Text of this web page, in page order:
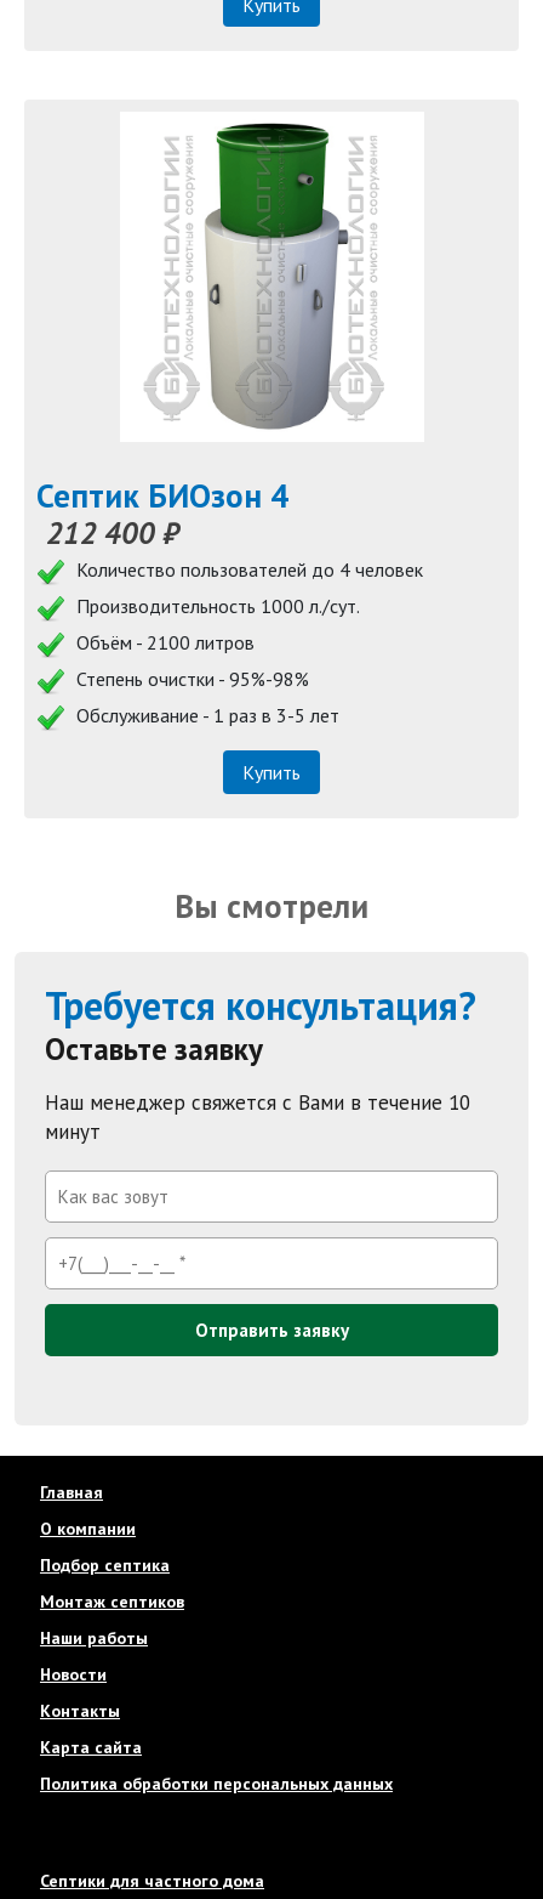
Купить
Септик БИОзон 4
212 400 ₽
Количество пользователей до 4 человек
Производительность 1000 л./сут.
Объём - 2100 литров
Степень очистки - 95%-98%
Обслуживание - 1 раз в 3-5 лет
Купить
Вы смотрели
Требуется консультация?
Оставьте заявку
Наш менеджер свяжется с Вами в течение 10
минут
Отправить заявку
Главная
О компании
Подбор септика
Монтаж септиков
Наши работы
Новости
Контакты
Карта сайта
Политика обработки персональных данных
Септики для частного дома